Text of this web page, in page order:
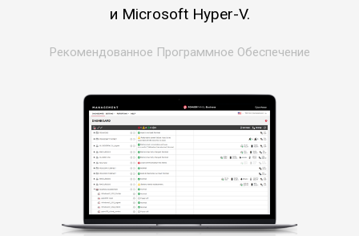
и Microsoft Hyper-V.
Рекомендованное Программное Обеспечение